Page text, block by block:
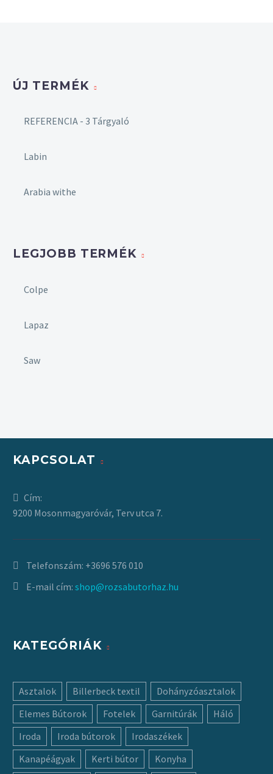
ÚJ TERMÉK
REFERENCIA - 3 Tárgyaló
Labin
Arabia withe
LEGJOBB TERMÉK
Colpe
Lapaz
Saw
KAPCSOLAT
Cím:
9200 Mosonmagyaróvár, Terv utca 7.
Telefonszám: +3696 576 010
E-mail cím: shop@rozsabutorhaz.hu
KATEGÓRIÁK
Asztalok Billerbeck textil
Dohányzóasztalok
Elemes Bútorok
Fotelek Garnitúrák
Háló
Iroda
Iroda bútorok
Irodaszékek
Kanapéágyak
Kerti bútor Konyha